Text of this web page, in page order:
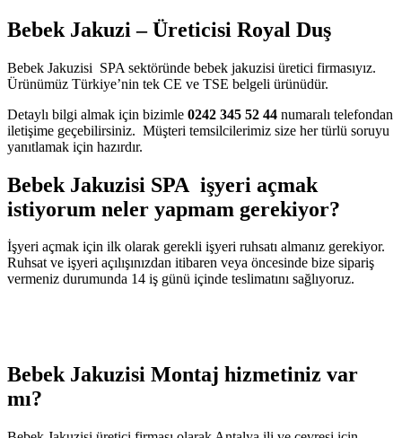
Bebek Jakuzi – Üreticisi Royal Duş
Bebek Jakuzisi SPA sektöründe bebek jakuzisi üretici firmasıyız.
Ürünümüz Türkiye’nin tek CE ve TSE belgeli ürünüdür.
Detaylı bilgi almak için bizimle 0242 345 52 44 numaralı telefondan
iletişime geçebilirsiniz. Müşteri temsilcilerimiz size her türlü soruyu
yanıtlamak için hazırdır.
Bebek Jakuzisi SPA işyeri açmak
istiyorum neler yapmam gerekiyor?
İşyeri açmak için ilk olarak gerekli işyeri ruhsatı almanız gerekiyor.
Ruhsat ve işyeri açılışınızdan itibaren veya öncesinde bize sipariş
vermeniz durumunda 14 iş günü içinde teslimatını sağlıyoruz.
Bebek Jakuzisi Montaj hizmetiniz var
mı?